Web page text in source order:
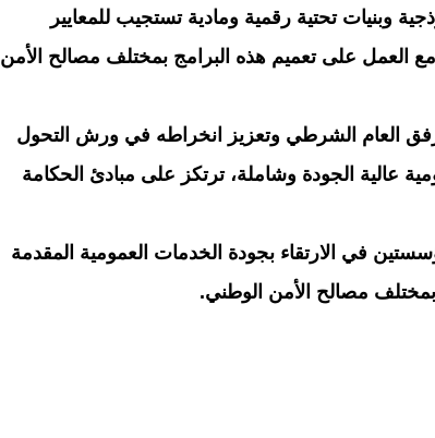
وبنيات تحتية رقمية ومادية تستجيب للمعايير
العمل على تعميم هذه البرامج بمختلف مصالح الأمن
العام الشرطي وتعزيز انخراطه في ورش التحول
عالية الجودة وشاملة، ترتكز على مبادئ الحكامة
في الارتقاء بجودة الخدمات العمومية المقدمة
مصالح الأمن الوطني.